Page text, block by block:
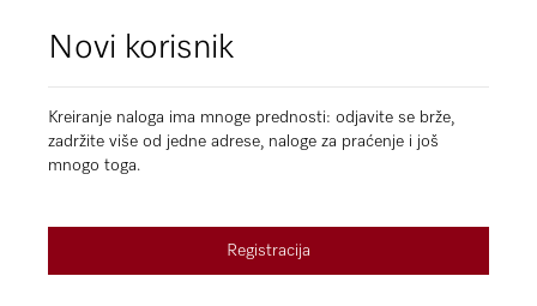
Novi korisnik
Kreiranje naloga ima mnoge prednosti: odjavite se brže,
zadržite više od jedne adrese, naloge za praćenje i još
mnogo toga.
Registracija